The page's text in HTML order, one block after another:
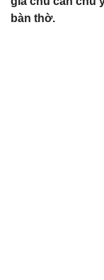
bàn thờ.